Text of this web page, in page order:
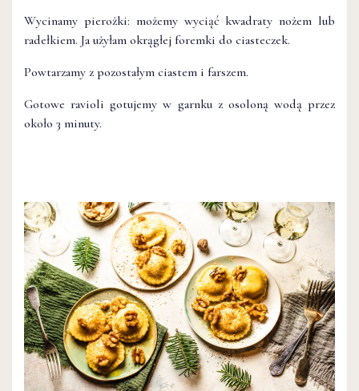
Wycinamy pierożki: możemy wyciąć kwadraty nożem lub
radełkiem. Ja użyłam okrągłej foremki do ciasteczek.
Powtarzamy z pozostałym ciastem i farszem.
Gotowe ravioli gotujemy w garnku z osoloną wodą przez
około 3 minuty.